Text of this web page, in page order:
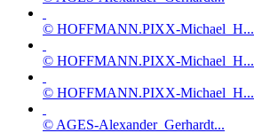
© HOFFMANN.PIXX-Michael_H...
© HOFFMANN.PIXX-Michael_H...
© HOFFMANN.PIXX-Michael_H...
© AGES-Alexander_Gerhardt...